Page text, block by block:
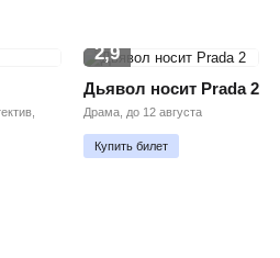
2,9
Дьявол носит Prada 2
Драма, до 12 августа
Купить билет